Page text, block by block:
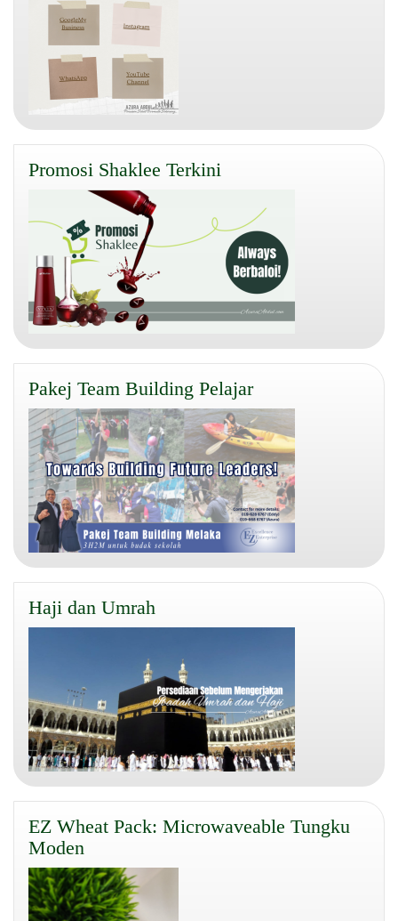
Promosi Shaklee Terkini
Pakej Team Building Pelajar
Haji dan Umrah
EZ Wheat Pack: Microwaveable Tungku
Moden